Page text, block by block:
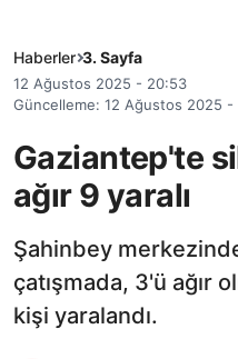
Haberler 3. Sayfa
12 Ağustos 2025 - 20:53
Güncelleme: 12 Ağustos 2025 -
Gaziantep'te
ağır 9 yaralı
Şahinbey
çatışmada, 3'ü ağır
kişi yaralandı.